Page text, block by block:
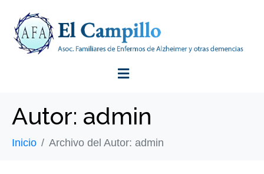
Autor: admin
Inicio Archivo del Autor: admin